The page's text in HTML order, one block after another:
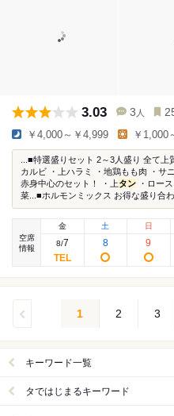
3.03 3 人
￥4,000～￥4,999 ￥1,000
...■特選盛りセット 2～3人盛り 全て上
カルビ ・上ハラミ ・地鶏もも肉 ・
赤身中心のセット！ ・上タン ・ロー
菜...■ホルモンミックス お得な盛り
空席
情報
金
8/7
土
8
日
9
1 2 3
キーワード一覧
タではじまるキーワード